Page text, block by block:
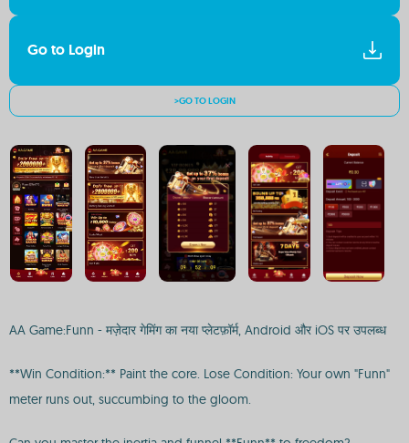
Go to Login
>GO TO LOGIN
AA Game:Funn - मज़ेदार गेमिंग का नया प्लेटफ़ॉर्म, Android और iOS पर उपलब्ध
**Win Condition:** Paint the core. Lose Condition: Your own "Funn"
meter runs out, succumbing to the gloom.